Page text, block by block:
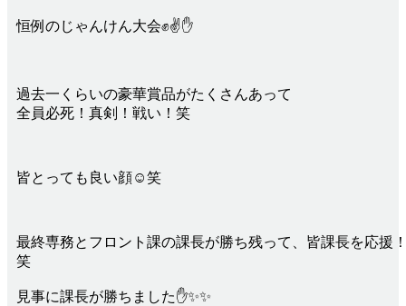
恒例のじゃんけん大会✊✌✋
過去一くらいの豪華賞品がたくさんあって
全員必死！真剣！戦い！笑
皆とっても良い顔☺笑
最終専務とフロント課の課長が勝ち残って、皆課長を応援
笑
見事に課長が勝ちました✋✨✨